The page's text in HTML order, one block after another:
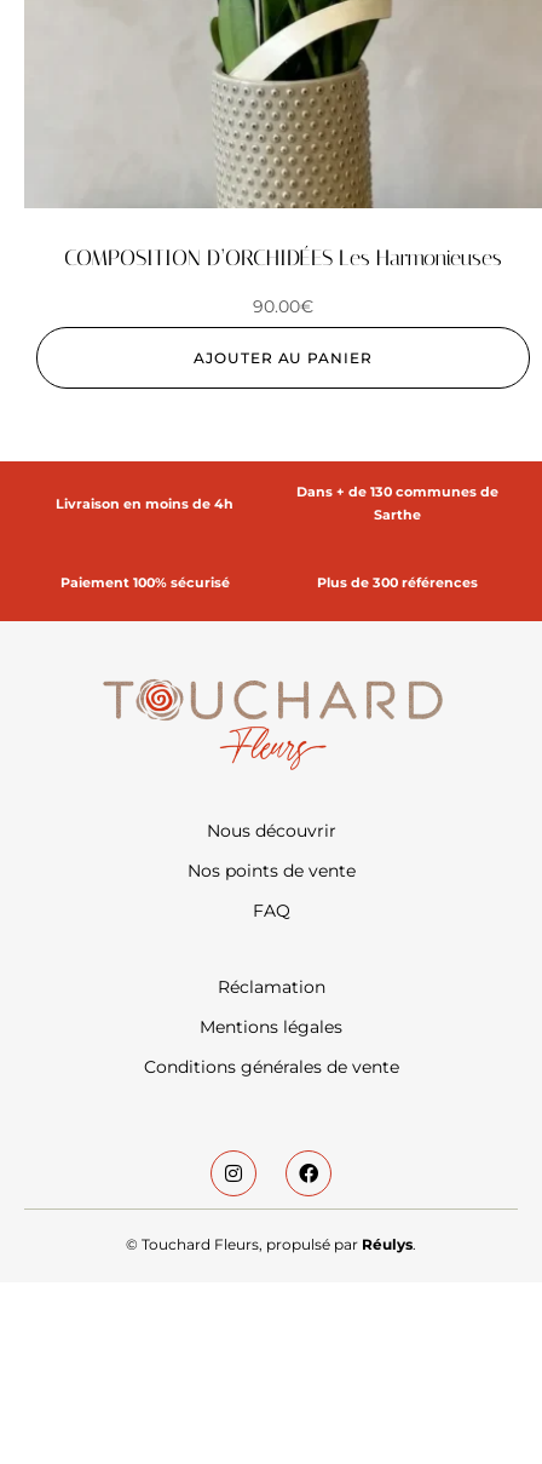
COMPOSITION D’ORCHIDÉES Les Harmonieuses
90.00€
AJOUTER AU PANIER
Livraison en moins de 4h
Dans + de 130 communes de
Sarthe
Paiement 100% sécurisé Plus de 300 références
Nous découvrir
Nos points de vente
FAQ
Réclamation
Mentions légales
Conditions générales de vente
© Touchard Fleurs, propulsé par Réulys.